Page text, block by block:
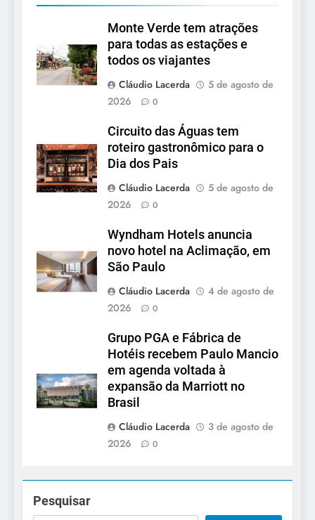
Monte Verde tem atrações
para todas as estações e
todos os viajantes
Cláudio Lacerda
5 de agosto de
2026
0
Circuito das Águas tem
roteiro gastronômico para o
Dia dos Pais
Cláudio Lacerda
5 de agosto de
2026
0
Wyndham Hotels anuncia
novo hotel na Aclimação, em
São Paulo
Cláudio Lacerda
4 de agosto de
2026
0
Grupo PGA e Fábrica de
Hotéis recebem Paulo Mancio
em agenda voltada à
expansão da Marriott no
Brasil
Cláudio Lacerda
3 de agosto de
2026
0
Pesquisar